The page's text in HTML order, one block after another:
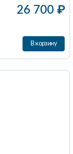
26 700 ₽
В корзину